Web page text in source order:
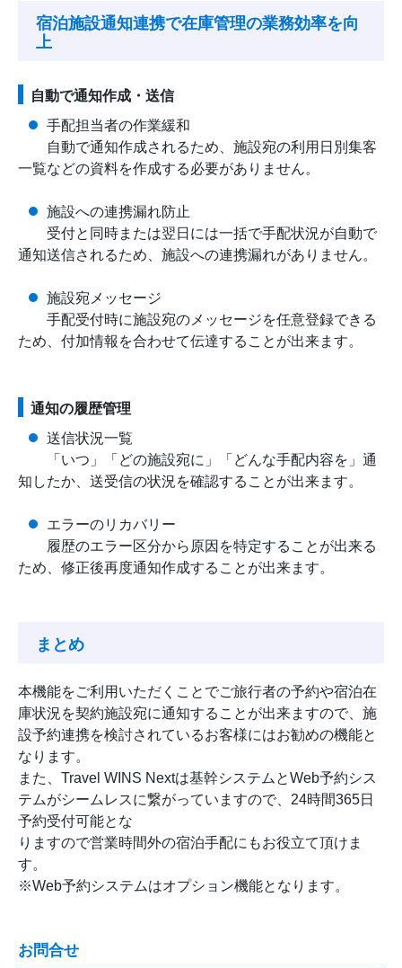
宿泊施設通知連携で在庫管理の業務効率を向
上
自動で通知作成・送信
手配担当者の作業緩和
自動で通知作成されるため、施設宛の利用日別集客
一覧などの資料を作成する必要がありません。
施設への連携漏れ防止
受付と同時または翌日には一括で手配状況が自動で
通知送信されるため、施設への連携漏れがありません。
施設宛メッセージ
手配受付時に施設宛のメッセージを任意登録できる
ため、付加情報を合わせて伝達することが出来ます。
通知の履歴管理
送信状況一覧
「いつ」「どの施設宛に」「どんな手配内容を」通
知したか、送受信の状況を確認することが出来ます。
エラーのリカバリー
履歴のエラー区分から原因を特定することが出来る
ため、修正後再度通知作成することが出来ます。
まとめ
本機能をご利用いただくことでご旅行者の予約や宿泊在
庫状況を契約施設宛に通知することが出来ますので、施
設予約連携を検討されているお客様にはお勧めの機能と
なります。
また、Travel WINS Nextは基幹システムとWeb予約シス
テムがシームレスに繋がっていますので、24時間365日
予約受付可能とな
りますので営業時間外の宿泊手配にもお役立て頂けま
す。
※Web予約システムはオプション機能となります。
お問合せ